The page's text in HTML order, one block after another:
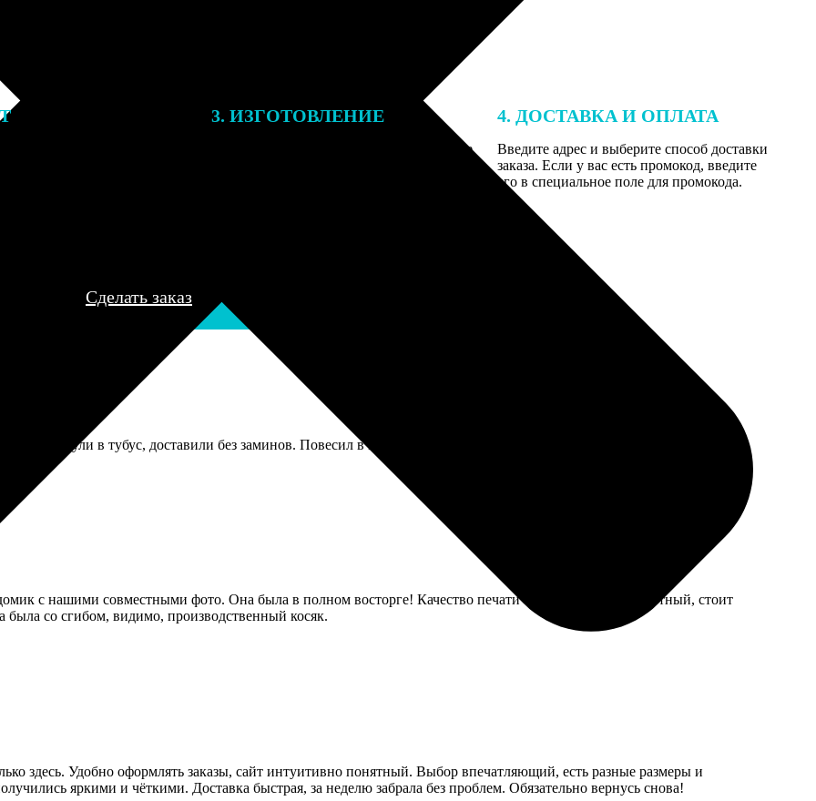
заказа к печати
могут связаться с Вами
телефону или email для
деталей.
3. ИЗГОТОВЛЕНИЕ
Оплатите заказ банковской картой. После
оплаты получите подтверждение на email с
4. ДОСТАВКА И ОПЛАТА
Введите адрес и выберите способ доставки
заказа. Если у вас есть промокод, введите
его в специальное поле для промокода.
Сделать заказ
Свернули в тубус, доставили без заминов. Повесил в гараже, смотрится круто.
с нашими совместными фото. Она была в полном восторге! Качество печати отличное, картон плотный, стоит
была со сгибом, видимо, производственный косяк.
здесь. Удобно оформлять заказы, сайт интуитивно понятный. Выбор впечатляющий, есть разные размеры и
яркими и чёткими. Доставка быстрая, за неделю забрала без проблем. Обязательно вернусь снова!